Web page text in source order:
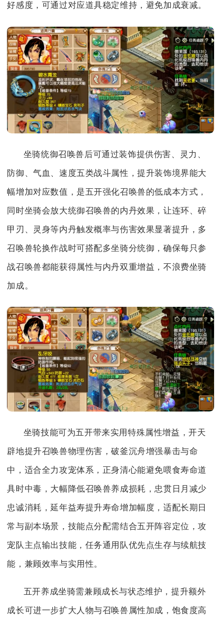
好感度，可通过对应道具稳定维持，避免加成衰减。
坐骑统御召唤兽后可通过装饰提供伤害、灵力、
防御、气血、速度五类战斗属性，提升装饰境界能大
幅增加对应数值，是五开强化召唤兽的低成本方式，
同时坐骑会放大统御召唤兽的内丹效果，让连环、碎
甲刃、灵身等内丹触发概率与伤害效果显著提升，多
召唤兽轮换作战时可搭配多坐骑分统御，确保每只参
战召唤兽都能获得属性与内丹双重增益，不浪费坐骑
加成。
坐骑技能可为五开带来实用特殊属性增益，开天
辟地提升召唤兽物理伤害，破釜沉舟增强暴击与命
中，适合全力攻宠体系，正身清心能避免喂食寿命道
具时中毒，大幅降低召唤兽养成损耗，忠贯日月减少
忠诚消耗，延年益寿提升寿命增加幅度，适配长期日
常与副本场景，技能点分配需结合五开阵容定位，攻
宠队主点输出技能，任务通用队优先点生存与续航技
能，兼顾效率与实用性。
五开养成坐骑需兼顾成长与状态维护，提升额外
成长可进一步扩大人物与召唤兽属性加成，饱食度高